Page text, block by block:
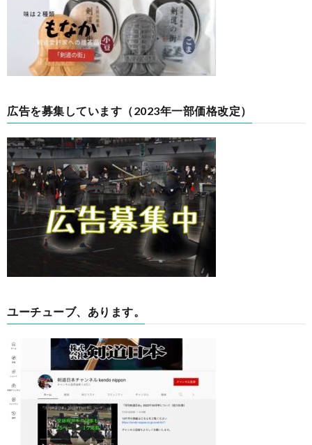
広告を募集しています（2023年一部価格改定）
ユーチューブ、あります。